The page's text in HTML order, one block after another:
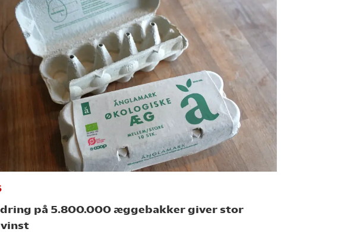
på 5.800.000 æggebakker giver stor